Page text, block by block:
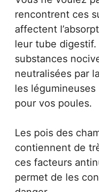
rencontrent ces
affectent
leur tube
substances
neutralisées par
les
pour vos poules.
Les pois des
contiennent de
ces facteurs
permet de les